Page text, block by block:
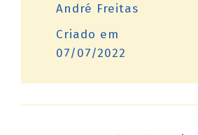
André Freitas
Criado em
07/07/2022